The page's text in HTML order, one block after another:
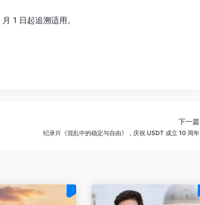
1 日起追溯适用。
下一篇
纪录片《混乱中的稳定与自由》，庆祝 USDT 成立 10 周年